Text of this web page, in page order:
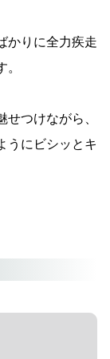
かりに全力疾走
つけながら、
うにビシッとキ